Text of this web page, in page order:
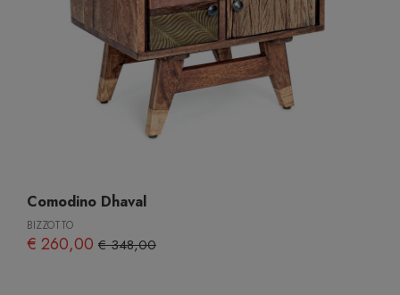
Comodino Dhaval
BIZZOTTO
€ 260,00 € 348,00